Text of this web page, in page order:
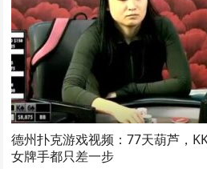
德州扑克游戏视频：77天葫芦，
女牌手都只差一步